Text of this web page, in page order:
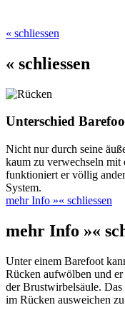
« schliessen
« schliessen
Unterschied
Nicht nur durch seine
kaum zu verwechseln mit
funktioniert er völlig
System.
mehr Info »« schliessen
mehr Info »«
Unter einem Barefoot
Rücken aufwölben und
der Brustwirbelsäule.
im Rücken ausweichen zu